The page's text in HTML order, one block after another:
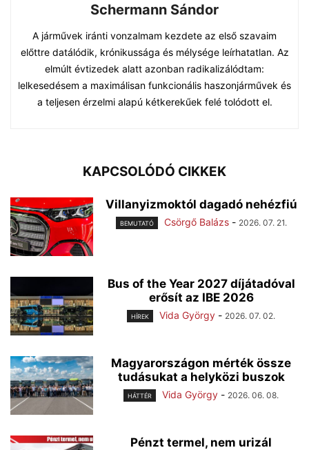
Schermann Sándor
A járművek iránti vonzalmam kezdete az első szavaim
előttre datálódik, krónikussága és mélysége leírhatatlan. Az
elmúlt évtizedek alatt azonban radikalizálódtam:
lelkesedésem a maximálisan funkcionális haszonjárművek és
a teljesen érzelmi alapú kétkerekűek felé tolódott el.
KAPCSOLÓDÓ CIKKEK
Villanyizmoktól dagadó nehézfiú
BEMUTATÓ Csörgő Balázs - 2026. 07. 21.
Bus of the Year 2027 díjátadóval
erősít az IBE 2026
HÍREK Vida György - 2026. 07. 02.
Magyarországon mérték össze
tudásukat a helyközi buszok
HÁTTÉR Vida György - 2026. 06. 08.
Pénzt termel, nem urizál